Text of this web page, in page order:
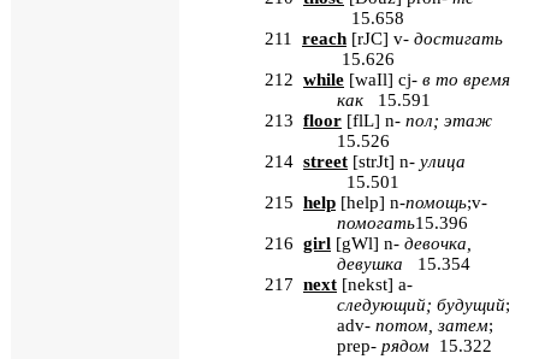
15.658
211 reach [rJC] v- достигать
15.626
212 while [waIl] cj- в то время
как
15.591
213 floor [flL] n- пол; этаж
15.526
214 street [strJt] n- улица
15.501
215 help [help] n-помощь;v-
помогать15.396
216 girl [gWl] n- девочка,
девушка 15.354
217 next [nekst] a-
следующий; будущий;
adv- потом, затем;
prep- рядом 15.322